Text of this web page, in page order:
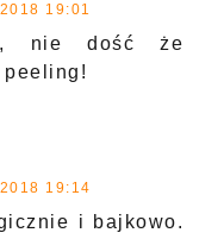
19:01
nie dość że
19:14
i bajkowo.